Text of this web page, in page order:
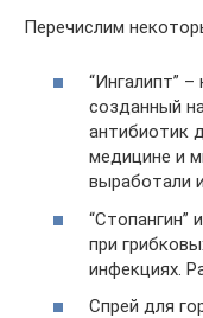
Перечислим
“Ингалипт”
созданный
антибиотик
медицине и
выработали
“Стопангин”
при
инфекциях.
Спрей для